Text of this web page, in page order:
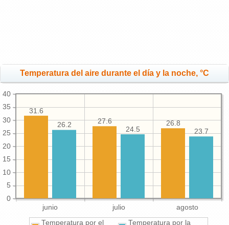
Temperatura del aire durante el día y la noche, °C
junio julio agosto
0
5
10
15
20
25
30
35
40
26.8
27.6
31.6
23.7
24.5
26.2
Temperatura por el Temperatura por la